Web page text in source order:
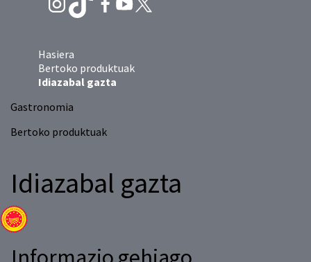
Hasiera
Bertoko produktuak
Idiazabal gazta
Gastronomia
Bertoko produktuak
Idiazabal gazta